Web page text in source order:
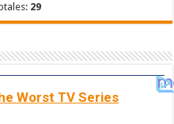
29
Worst TV Series